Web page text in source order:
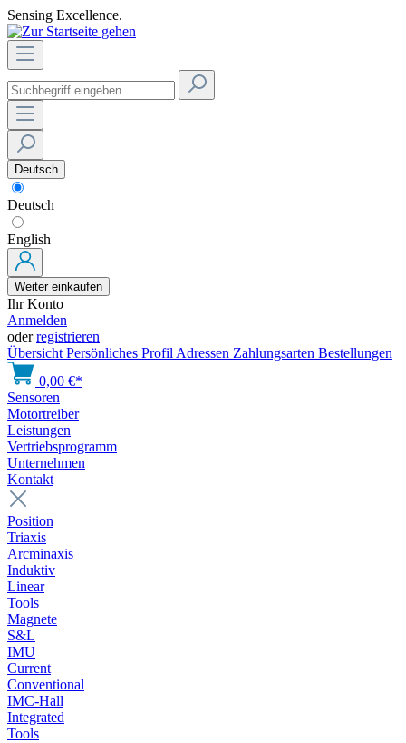
Sensing Excellence.
Deutsch
Deutsch
English
Weiter einkaufen
Ihr Konto
Anmelden
oderregistrieren
Übersicht Persönliches Profil Adressen Zahlungsarten Bestellungen
0,00 €*
Sensoren
Motortreiber
Leistungen
Vertriebsprogramm
Unternehmen
Kontakt
Position
Triaxis
Arcminaxis
Induktiv
Linear
Tools
Magnete
S&L
IMU
Current
Conventional
IMC-Hall
Integrated
Tools